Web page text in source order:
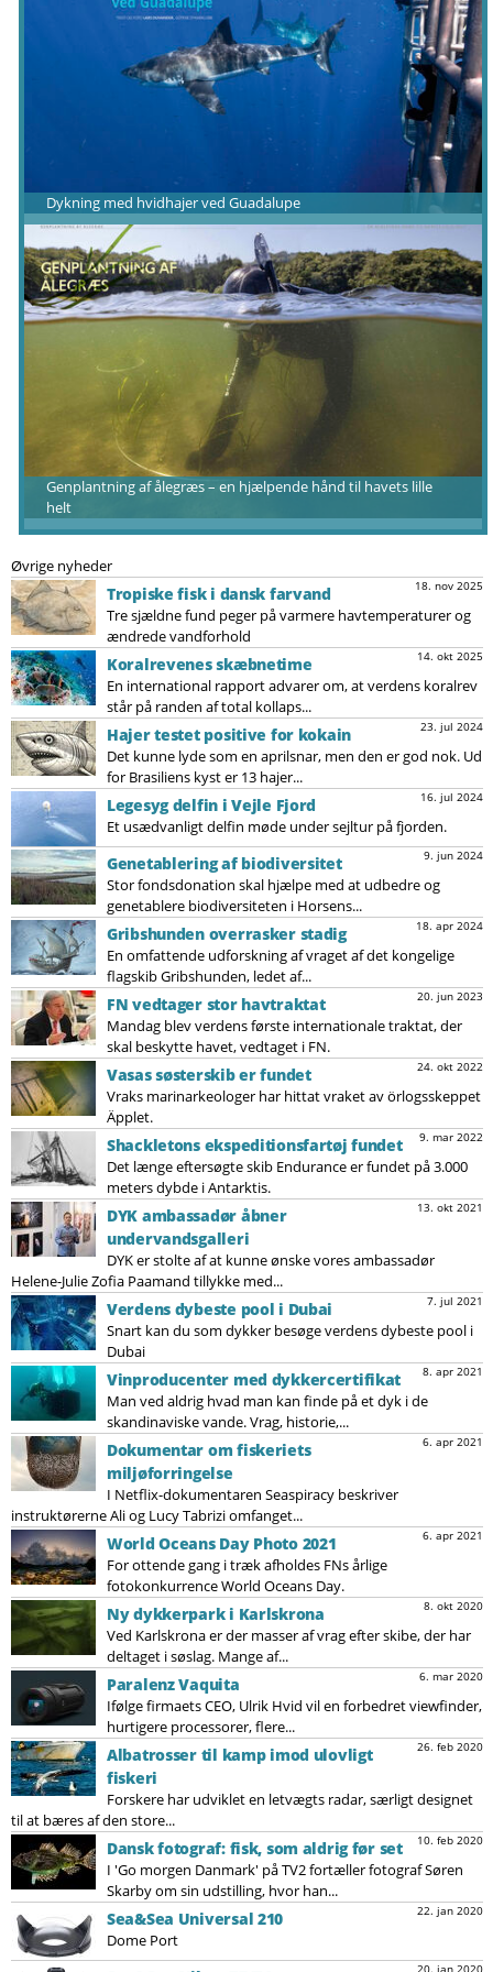
Dykning med hvidhajer ved Guadalupe
Genplantning af ålegræs – en hjælpende hånd til havets lille
helt
Øvrige nyheder
18. nov 2025
Tropiske fisk i dansk farvand
Tre sjældne fund peger på varmere havtemperaturer og
ændrede vandforhold
14. okt 2025
Koralrevenes skæbnetime
En international rapport advarer om, at verdens koralrev
står på randen af total kollaps...
23. jul 2024
Hajer testet positive for kokain
Det kunne lyde som en aprilsnar, men den er god nok. Ud
for Brasiliens kyst er 13 hajer...
16. jul 2024
Legesyg delfin i Vejle Fjord
Et usædvanligt delfin møde under sejltur på fjorden.
9. jun 2024
Genetablering af biodiversitet
Stor fondsdonation skal hjælpe med at udbedre og
genetablere biodiversiteten i Horsens...
18. apr 2024
Gribshunden overrasker stadig
En omfattende udforskning af vraget af det kongelige
flagskib Gribshunden, ledet af...
20. jun 2023
FN vedtager stor havtraktat
Mandag blev verdens første internationale traktat, der
skal beskytte havet, vedtaget i FN.
24. okt 2022
Vasas søsterskib er fundet
Vraks marinarkeologer har hittat vraket av örlogsskeppet
Äpplet.
9. mar 2022
Shackletons ekspeditionsfartøj fundet
Det længe eftersøgte skib Endurance er fundet på 3.000
meters dybde i Antarktis.
13. okt 2021
DYK ambassadør åbner
undervandsgalleri
DYK er stolte af at kunne ønske vores ambassadør
Helene-Julie Zofia Paamand tillykke med...
7. jul 2021
Verdens dybeste pool i Dubai
Snart kan du som dykker besøge verdens dybeste pool i
Dubai
8. apr 2021
Vinproducenter med dykkercertifikat
Man ved aldrig hvad man kan finde på et dyk i de
skandinaviske vande. Vrag, historie,...
6. apr 2021
Dokumentar om fiskeriets
miljøforringelse
I Netflix-dokumentaren Seaspiracy beskriver
instruktørerne Ali og Lucy Tabrizi omfanget...
6. apr 2021
World Oceans Day Photo 2021
For ottende gang i træk afholdes FNs årlige
fotokonkurrence World Oceans Day.
8. okt 2020
Ny dykkerpark i Karlskrona
Ved Karlskrona er der masser af vrag efter skibe, der har
deltaget i søslag. Mange af...
6. mar 2020
Paralenz Vaquita
Ifølge firmaets CEO, Ulrik Hvid vil en forbedret viewfinder,
hurtigere processorer, flere...
26. feb 2020
Albatrosser til kamp imod ulovligt
fiskeri
Forskere har udviklet en letvægts radar, særligt designet
til at bæres af den store...
10. feb 2020
Dansk fotograf: fisk, som aldrig før set
I 'Go morgen Danmark' på TV2 fortæller fotograf Søren
Skarby om sin udstilling, hvor han...
22. jan 2020
Sea&Sea Universal 210
Dome Port